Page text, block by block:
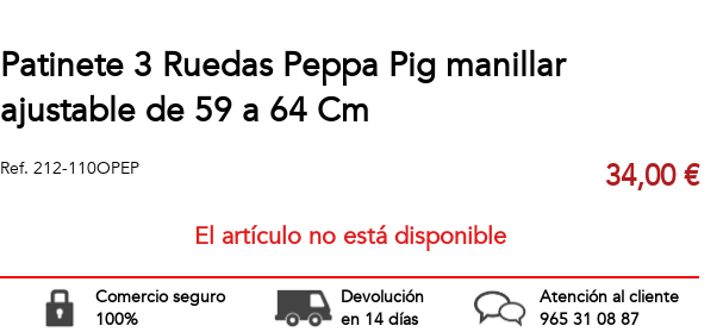
Patinete 3 Ruedas Peppa Pig manillar
ajustable de 59 a 64 Cm
Ref. 212-110OPEP 34,00 €
El artículo no está disponible
Comercio seguro
100%
Devolución
en 14 días
Atención al cliente
965 31 08 87